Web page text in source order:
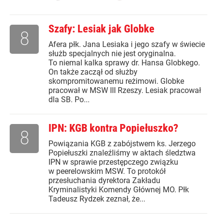
Szafy: Lesiak jak Globke
Afera płk. Jana Lesiaka i jego szafy w świecie
służb specjalnych nie jest oryginalna.
To niemal kalka sprawy dr. Hansa Globkego.
On także zaczął od służby
skompromitowanemu reżimowi. Globke
pracował w MSW III Rzeszy. Lesiak pracował
dla SB. Po...
8
IPN: KGB kontra Popiełuszko?
Powiązania KGB z zabójstwem ks. Jerzego
Popiełuszki znaleźliśmy w aktach śledztwa
IPN w sprawie przestępczego związku
w peerelowskim MSW. To protokół
przesłuchania dyrektora Zakładu
Kryminalistyki Komendy Głównej MO. Płk
Tadeusz Rydzek zeznał, że...
8